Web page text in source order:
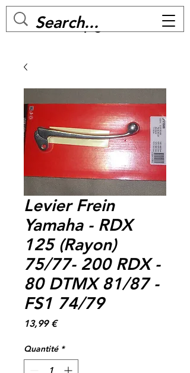
MC BIKE Perpignan
Levier Frein
Yamaha - RDX
125 (Rayon)
75/77- 200 RDX -
80 DTMX 81/87 -
FS1 74/79
13,99 €Prix
Quantité *